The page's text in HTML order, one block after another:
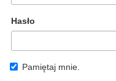
Hasło
Pamiętaj mnie.